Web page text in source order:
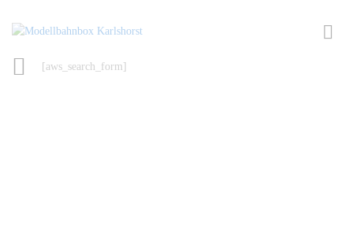
[aws_search_form]